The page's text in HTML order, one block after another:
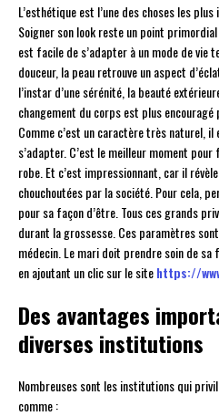
L’esthétique est l’une des choses les
Soigner son look reste un point
est facile de s’adapter à un mode de vie
douceur, la peau retrouve un aspect
l’instar d’une sérénité, la beauté
changement du corps est plus encouragé
Comme c’est un caractère très naturel,
s’adapter. C’est le meilleur moment
robe. Et c’est impressionnant, car il
chouchoutées par la société. Pour cela,
pour sa façon d’être. Tous ces grands
durant la grossesse. Ces paramètres
médecin. Le mari doit prendre soin de sa
en ajoutant un clic sur le sitehttps://
Des avantages
diverses institutions
Nombreuses sont les institutions qui
comme :